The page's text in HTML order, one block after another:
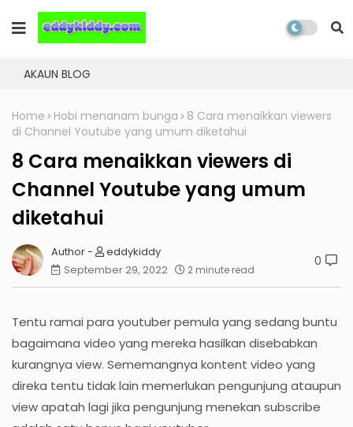
AKAUN BLOG
Home Hobi menanam bunga
8 Cara menaikkan viewers
di Channel Youtube yang umum diketahui
8 Cara menaikkan viewers di
Channel Youtube yang umum
diketahui
eddykiddy
September 29, 2022
2 minute read
0
Tentu ramai para youtuber pemula yang sedang buntu
bagaimana video yang mereka hasilkan disebabkan
kurangnya view. Sememangnya kontent video yang
direka tentu tidak lain memerlukan pengunjung ataupun
view apatah lagi jika pengunjung menekan subscribe